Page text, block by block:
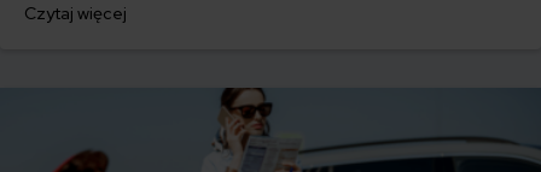
komunikacyjne dla marek takich jak MG, BYD, Omoda, Jaecoo i BAIC
Czytaj więcej